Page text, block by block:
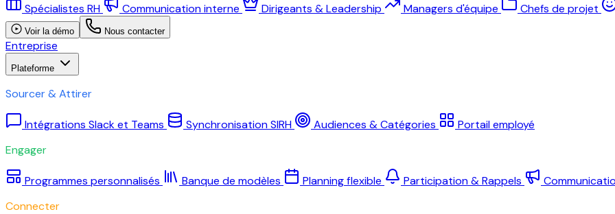
Spécialistes RH Communication interne Dirigeants & Leadership Managers d'équipe Chefs de projet
Voir la démo Nous contacter
Entreprise
Plateforme
Sourcer & Attirer
Intégrations Slack et Teams Synchronisation SIRH Audiences & Catégories
Portail employé
Engager
Programmes personnalisés Banque de modèles Planning flexible Participation & Rappels
Connecter